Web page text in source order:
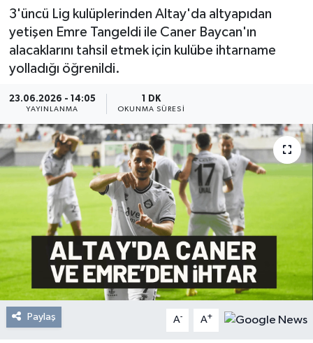
3'üncü Lig kulüplerinden Altay'da altyapıdan
yetişen Emre Tangeldi ile Caner Baycan'ın
alacaklarını tahsil etmek için kulübe ihtarname
yolladığı öğrenildi.
23.06.2026 - 14:05
YAYINLANMA
1 DK
OKUNMA SÜRESI
Paylaş A- A+
Ekonomi
Sağlık
Magazin
Kültür Sanat
Resmi Reklam
Röportajlar
Son Dakika Haberleri
Haber Arşivi